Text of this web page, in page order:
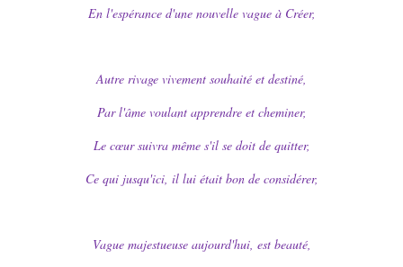
En l'espérance d'une nouvelle vague à Créer,
Autre rivage vivement souhaité et destiné,
Par l'âme voulant apprendre et cheminer,
Le cœur suivra même s'il se doit de quitter,
Ce qui jusqu'ici, il lui était bon de considérer,
Vague majestueuse aujourd'hui, est beauté,